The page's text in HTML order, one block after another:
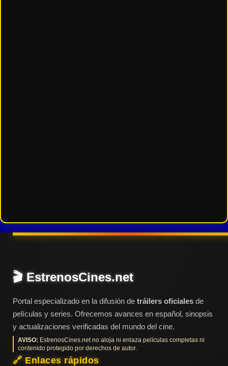
🎬 EstrenosCines.net
Portal especializado en la difusión de tráilers oficiales de
películas y series. Ofrecemos avances en español, sinopsis
y actualizaciones verificadas del mundo del cine.
AVISO: EstrenosCines.net no aloja ni enlaza películas completas ni
contenido protegido por derechos de autor.
🔗 Enlaces rápidos